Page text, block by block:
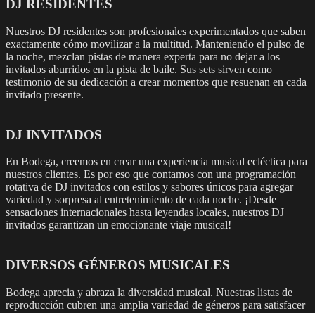
DJ RESIDENTES
Nuestros DJ residentes son profesionales experimentados que saben
exactamente cómo movilizar a la multitud. Manteniendo el pulso de
la noche, mezclan pistas de manera experta para no dejar a los
invitados aburridos en la pista de baile. Sus sets sirven como
testimonio de su dedicación a crear momentos que resuenan en cada
invitado presente.
DJ INVITADOS
En Bodega, creemos en crear una experiencia musical ecléctica para
nuestros clientes. Es por eso que contamos con una programación
rotativa de DJ invitados con estilos y sabores únicos para agregar
variedad y sorpresa al entretenimiento de cada noche. ¡Desde
sensaciones internacionales hasta leyendas locales, nuestros DJ
invitados garantizan un emocionante viaje musical!
DIVERSOS GÉNEROS MUSICALES
Bodega aprecia y abraza la diversidad musical. Nuestras listas de
reproducción cubren una amplia variedad de géneros para satisfacer